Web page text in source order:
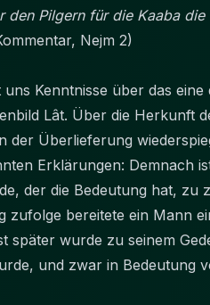
den Pilgern für die Kaaba
Nejm 2)
Kenntnisse über das eine
Lât. Über die Herkunft
der Überlieferung
Erklärungen: Demnach
der die Bedeutung hat,
bereitete ein Mann
später wurde zu seinem
und zwar in Bedeutung